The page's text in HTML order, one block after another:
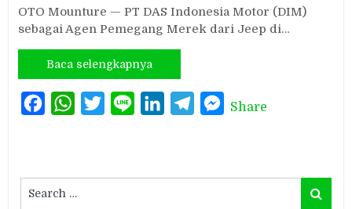
OTO Mounture — PT DAS Indonesia Motor (DIM)
sebagai Agen Pemegang Merek dari Jeep di…
Baca selengkapnya
FacebookWhatsAppTwitterLine LinkedInTelegramMessenger
Share
for:
Search